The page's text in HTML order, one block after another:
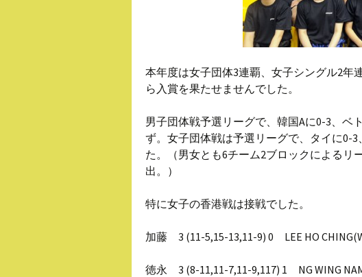
本年度は女子団体3連覇、女子シングル2年
ら入賞を果たせませんでした。
男子団体戦予選リーグで、韓国Aに0-3、ベ
ず。女子団体戦は予選リーグで、タイに0-
た。（男女とも6チーム2ブロックによるリ
出。）
特に女子の香港戦は接戦でした。
加藤 3 (11-5,15-13,11-9) 0 LEE HO
徳永 3 (8-11,11-7,11-9,117) 1 NG WING